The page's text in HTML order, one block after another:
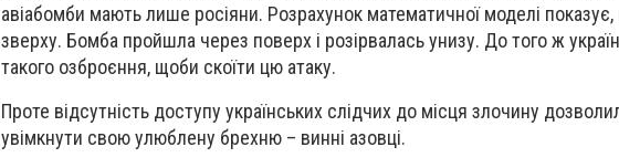
авіабомби мають лише росіяни. Розрахунок математичної моделі
зверху. Бомба пройшла через поверх і розірвалась унизу. До того ж
такого озброєння, щоби скоїти цю атаку.
Проте відсутність доступу українських слідчих до місця злочину
увімкнути свою улюблену брехню – винні азовці.